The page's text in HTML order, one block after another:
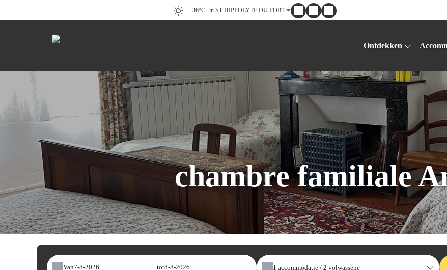
36°C in ST HIPPOLYTE DU FORT
Ontdekken
chambre familiale
Van tot 1 accommodatie / 2 volwassene